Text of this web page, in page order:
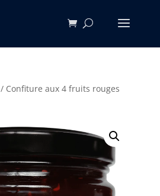
/ Confiture aux 4 fruits rouges